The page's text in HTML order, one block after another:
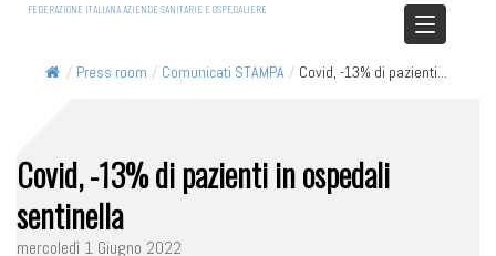
FEDERAZIONE ITALIANA AZIENDE SANITARIE E OSPEDALIERE
/ Press room / Comunicati STAMPA / Covid, -13% di pazienti...
Covid, -13% di pazienti in ospedali
sentinella
mercoledì 1 Giugno 2022